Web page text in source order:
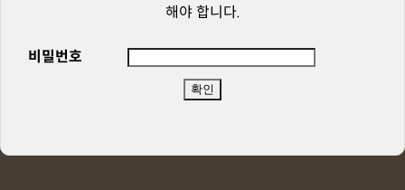
해야 합니다.
비밀번호